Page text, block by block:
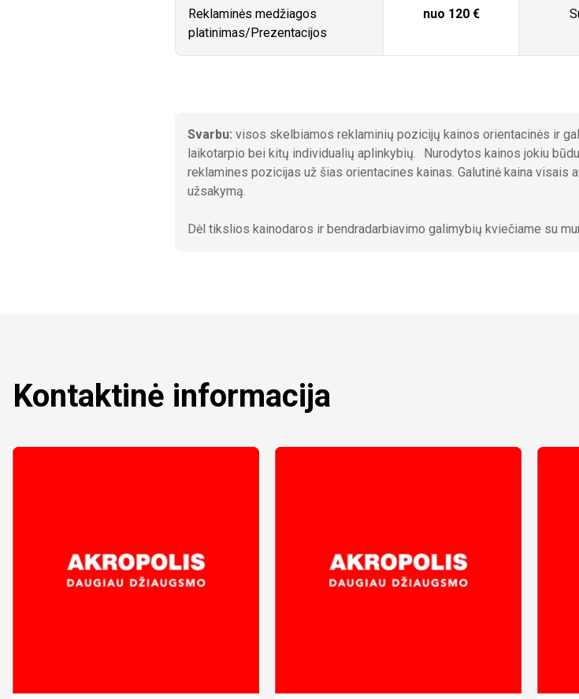
Reklaminės medžiagos
platinimas/Prezentacijos
nuo 120 €
Svarbu: visos skelbiamos reklaminių pozicijų kainos orientacinės ir
laikotarpio bei kitų individualių aplinkybių. Nurodytos kainos jokiu
reklamines pozicijas už šias orientacines kainas. Galutinė kaina visais
užsakymą.
Dėl tikslios kainodaros ir bendradarbiavimo galimybių kviečiame su
Kontaktinė informacija